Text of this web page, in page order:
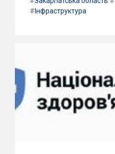
# Інфраструктура